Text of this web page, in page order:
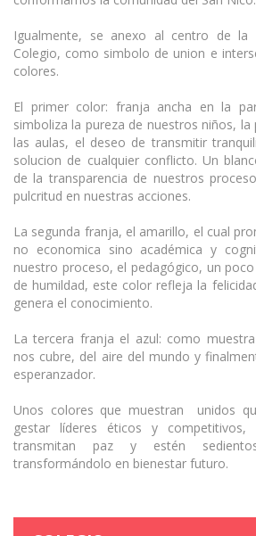
Igualmente, se anexo al centro de la
Colegio, como simbolo de union e
colores.
El primer color: franja ancha en la
simboliza la pureza de nuestros niños, la
las aulas, el deseo de transmitir
solucion de cualquier conflicto. Un
de la transparencia de nuestros
pulcritud en nuestras acciones.
La segunda franja, el amarillo, el cual
no economica sino académica y
nuestro proceso, el pedagógico, un
de humildad, este color refleja la
genera el conocimiento.
La tercera franja el azul: como
nos cubre, del aire del mundo y
esperanzador.
Unos colores que muestran unidos
gestar líderes éticos y competitivos,
transmitan paz y estén
transformándolo en bienestar futuro.